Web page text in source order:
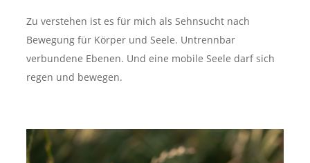
Zu verstehen ist es für mich als Sehnsucht nach
Bewegung für Körper und Seele. Untrennbar
verbundene Ebenen. Und eine mobile Seele darf sich
regen und bewegen.